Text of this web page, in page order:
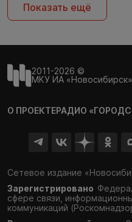
Показать ещё
2011-2026 ©
МКУ ИА «Новосибирск»
О ПРОЕКТЕРАДИО
Сетевое издание
Зарегистрировано
сфере связи,
коммуникаций